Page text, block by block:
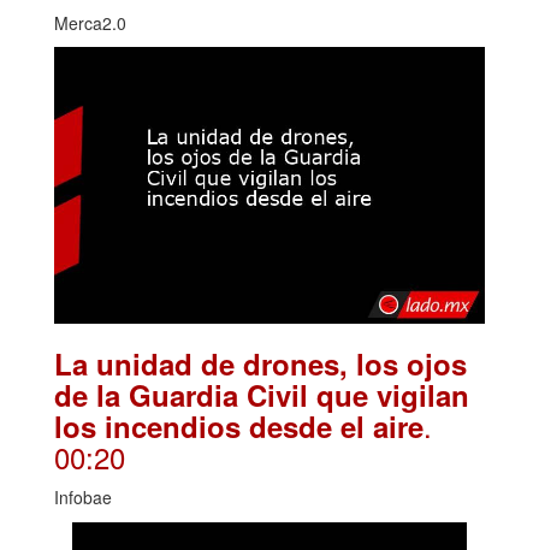
Merca2.0
La unidad de drones, los ojos
de la Guardia Civil que vigilan
los incendios desde el aire.
00:20
Infobae